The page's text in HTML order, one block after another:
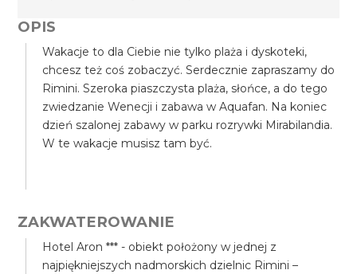
OPIS
Wakacje to dla Ciebie nie tylko plaża i dyskoteki,
chcesz też coś zobaczyć. Serdecznie zapraszamy do
Rimini. Szeroka piaszczysta plaża, słońce, a do tego
zwiedzanie Wenecji i zabawa w Aquafan. Na koniec
dzień szalonej zabawy w parku rozrywki Mirabilandia.
W te wakacje musisz tam być.
ZAKWATEROWANIE
Hotel Aron *** - obiekt położony w jednej z
najpiękniejszych nadmorskich dzielnic Rimini –